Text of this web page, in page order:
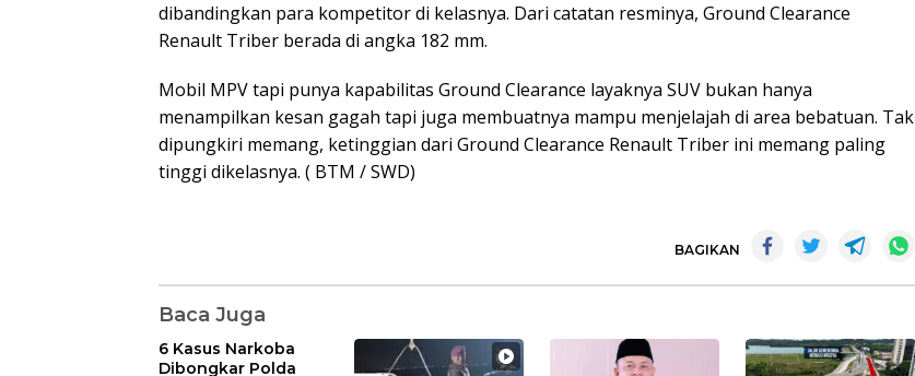
dibandingkan para kompetitor di kelasnya. Dari catatan resminya, Ground Clearance
Renault Triber berada di angka 182 mm.
Mobil MPV tapi punya kapabilitas Ground Clearance layaknya SUV bukan hanya
menampilkan kesan gagah tapi juga membuatnya mampu menjelajah di area bebatuan. Tak
dipungkiri memang, ketinggian dari Ground Clearance Renault Triber ini memang paling
tinggi dikelasnya. ( BTM / SWD)
BAGIKAN
Baca Juga
6 Kasus Narkoba
Dibongkar Polda